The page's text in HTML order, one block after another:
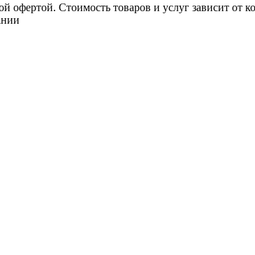
офертой. Стоимость товаров и услуг зависит от